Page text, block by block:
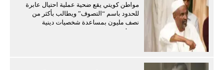
مواطن كويتي يقع ضحية عملية احتيال عابرة
للحدود باسم “التصوف” ويطالب بأكثر من
نصف مليون بمساعدة شخصيات دينية
سودانية